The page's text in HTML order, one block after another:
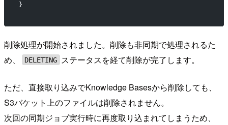
}
削除処理が開始されました。削除も非同期で処理されるた
め、
DELETING ステータスを経て削除が完了します。
ただ、直接取り込みでKnowledge Basesから削除しても、
S3バケット上のファイルは削除されません。
次回の同期ジョブ実行時に再度取り込まれてしまうため、